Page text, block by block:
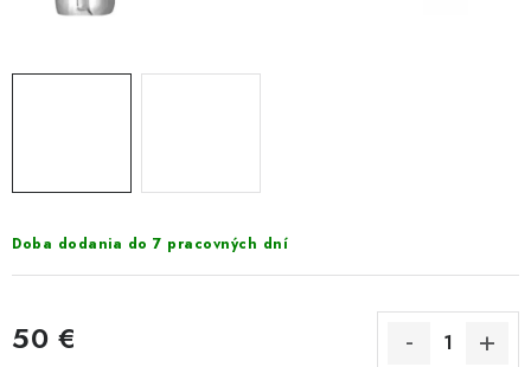
Formulár na vrátenie tovaru
Doba dodania do 7 pracovných dní
50 €